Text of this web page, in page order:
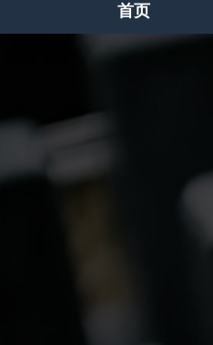
首页